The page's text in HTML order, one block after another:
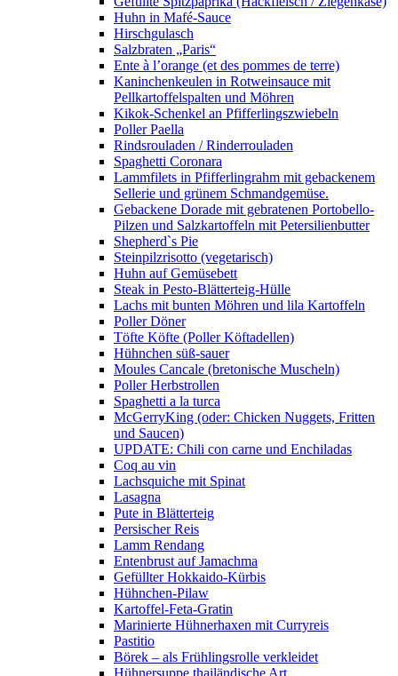
Huhn in Mafé-Sauce
Hirschgulasch
Salzbraten „Paris“
Ente à l’orange (et des pommes de terre)
Kaninchenkeulen in Rotweinsauce mit
Pellkartoffelspalten und Möhren
Kikok-Schenkel an Pfifferlingszwiebeln
Poller Paella
Rindsrouladen / Rinderrouladen
Spaghetti Coronara
Lammfilets in Pfifferlingrahm mit gebackenem
Sellerie und grünem Schmandgemüse.
Gebackene Dorade mit gebratenen Portobello-
Pilzen und Salzkartoffeln mit Petersilienbutter
Shepherd`s Pie
Steinpilzrisotto (vegetarisch)
Huhn auf Gemüsebett
Steak in Pesto-Blätterteig-Hülle
Lachs mit bunten Möhren und lila Kartoffeln
Poller Döner
Töfte Köfte (Poller Köftadellen)
Hühnchen süß-sauer
Moules Cancale (bretonische Muscheln)
Poller Herbstrollen
Spaghetti a la turca
McGerryKing (oder: Chicken Nuggets, Fritten
und Saucen)
UPDATE: Chili con carne und Enchiladas
Coq au vin
Lachsquiche mit Spinat
Lasagna
Pute in Blätterteig
Persischer Reis
Lamm Rendang
Entenbrust auf Jamachma
Gefüllter Hokkaido-Kürbis
Hühnchen-Pilaw
Kartoffel-Feta-Gratin
Marinierte Hühnerhaxen mit Curryreis
Pastitio
Börek – als Frühlingsrolle verkleidet
Hühnersuppe thailändische Art